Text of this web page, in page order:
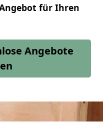
für Ihren
Angebote